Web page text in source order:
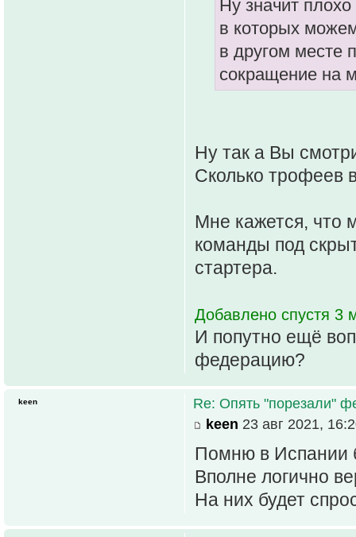
Ну значит
в которых
в другом месте
сокращение на
Ну так а Вы
Сколько трофеев
Мне кажется, что
команды под
стартера.
Добавлено спустя 3
И попутно ещё
федерацию?
Re: Опять "порезали"
keen 23 авг 2021,
Помню в Испании
Вполне логично
На них будет
keen